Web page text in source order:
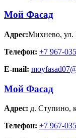
Мой Фасад
Адрес:Михнево, ул.
Телефон: +7 967-
E-mail:
Мой Фасад
Адрес: д. Ступино,
Телефон: +7 967-